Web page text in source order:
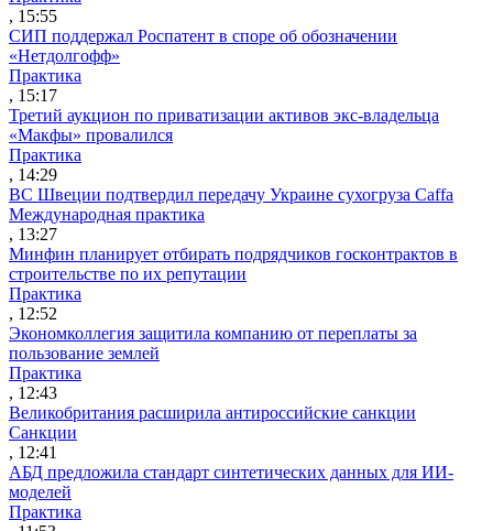
, 15:55
СИП поддержал Роспатент в споре об обозначении
«Нетдолгофф»
Практика
, 15:17
Третий аукцион по приватизации активов экс-владельца
«Макфы» провалился
Практика
, 14:29
ВС Швеции подтвердил передачу Украине сухогруза Caffa
Международная практика
, 13:27
Минфин планирует отбирать подрядчиков госконтрактов в
строительстве по их репутации
Практика
, 12:52
Экономколлегия защитила компанию от переплаты за
пользование землей
Практика
, 12:43
Великобритания расширила антироссийские санкции
Санкции
, 12:41
АБД предложила стандарт синтетических данных для ИИ-
моделей
Практика